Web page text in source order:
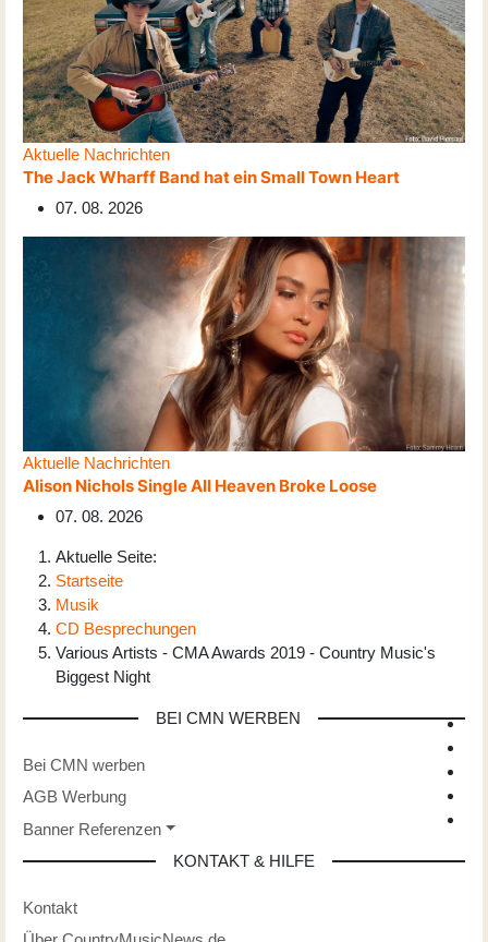
Aktuelle Nachrichten
The Jack Wharff Band hat ein Small Town Heart
07. 08. 2026
Aktuelle Nachrichten
Alison Nichols Single All Heaven Broke Loose
07. 08. 2026
Aktuelle Seite:
Startseite
Musik
CD Besprechungen
Various Artists - CMA Awards 2019 - Country Music's
Biggest Night
BEI CMN WERBEN
Bei CMN werben
AGB Werbung
Banner Referenzen
KONTAKT & HILFE
Kontakt